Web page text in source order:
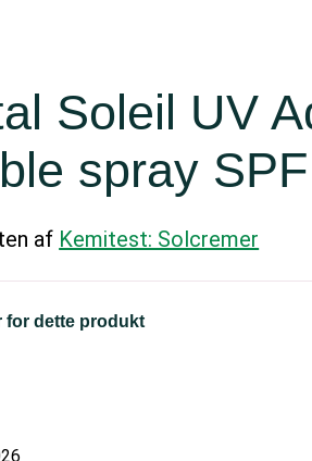
Soleil UV
spray
af Kemitest: Solcremer
for dette produkt